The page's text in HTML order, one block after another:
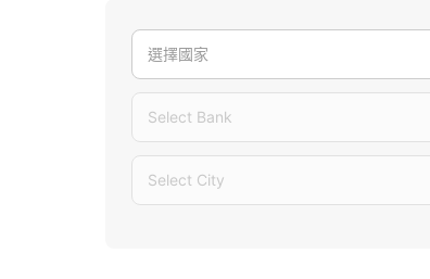
選擇國家
Select Bank
Select City